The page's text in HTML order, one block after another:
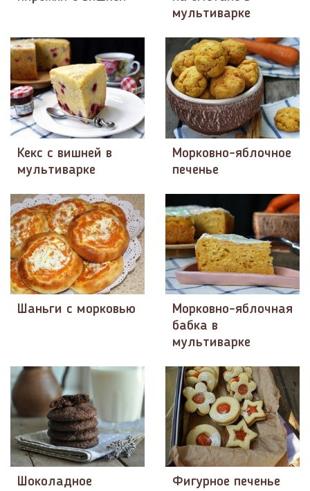
мультиварке
Кекс с вишней в
мультиварке
Морковно-яблочное
печенье
Шаньги с морковью
Морковно-яблочная
бабка в
мультиварке
Шоколадное
Фигурное печенье